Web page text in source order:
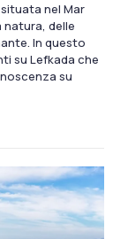
nel Mar
natura, delle
In questo
su Lefkada che
su